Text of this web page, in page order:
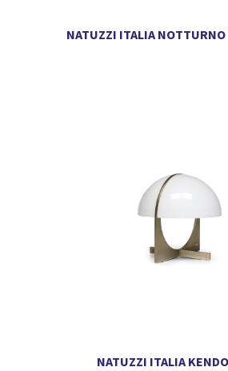
NATUZZI ITALIA
NATUZZI ITALIA